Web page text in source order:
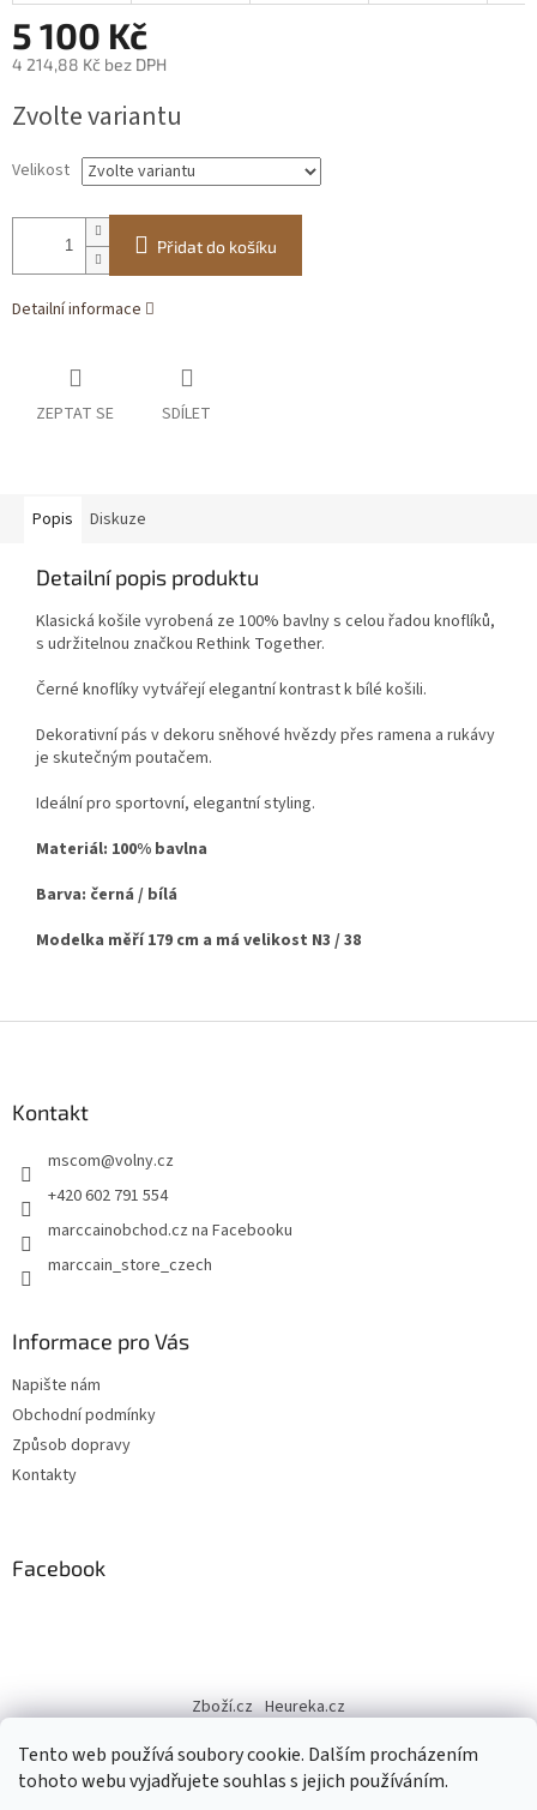
Tento web používá soubory cookie. Dalším procházením
tohoto webu vyjadřujete souhlas s jejich používáním.
5 100 Kč
4 214,88 Kč bez DPH
cena:
Zvolte variantu
Velikost
Přidat do košíku
Detailní informace
ZEPTAT SE SDÍLET
Popis Diskuze
Detailní popis produktu
Klasická košile vyrobená ze 100% bavlny s celou řadou knoflíků,
s udržitelnou značkou Rethink Together.
Černé knoflíky vytvářejí elegantní kontrast k bílé košili.
Dekorativní pás v dekoru sněhové hvězdy přes ramena a rukávy
je skutečným poutačem.
Ideální pro sportovní, elegantní styling.
Materiál: 100% bavlna
Barva: černá / bílá
Modelka měří 179 cm a má velikost N3 / 38
Kontakt
mscom@volny.cz
+420 602 791 554
marccainobchod.cz na Facebooku
marccain_store_czech
Informace pro Vás
Napište nám
Obchodní podmínky
Způsob dopravy
Kontakty
Facebook
Zboží.cz Heureka.cz